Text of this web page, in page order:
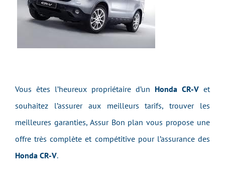
Vous êtes l’heureux propriétaire d’un Honda CR-V et
souhaitez l’assurer aux meilleurs tarifs, trouver les
meilleures garanties, Assur Bon plan vous propose une
offre très complète et compétitive pour l’assurance des
Honda CR-V.